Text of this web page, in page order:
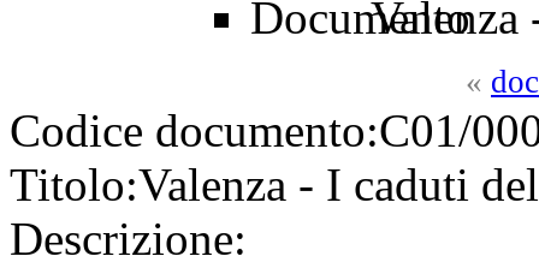
Valenza
«
Codice documento:C01/
Titolo:Valenza - I caduti
Descrizione: